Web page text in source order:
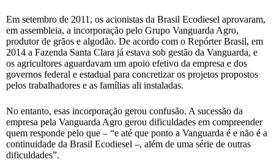
Em setembro de 2011, os acionistas da Brasil Ecodiesel aprovaram,
em assembleia, a incorporação pelo Grupo Vanguarda Agro,
produtor de grãos e algodão. De acordo com o Repórter Brasil, em
2014 a Fazenda Santa Clara já estava sob gestão da Vanguarda, e
os agricultores aguardavam um apoio efetivo da empresa e dos
governos federal e estadual para concretizar os projetos propostos
pelos trabalhadores e as famílias ali instaladas.
No entanto, esas incorporação gerou confusão. A sucessão da
empresa pela Vanguarda Agro gerou dificuldades em compreender
quem responde pelo que – “e até que ponto a Vanguarda é e não é a
continuidade da Brasil Ecodiesel –, além de uma série de outras
dificuldades”.